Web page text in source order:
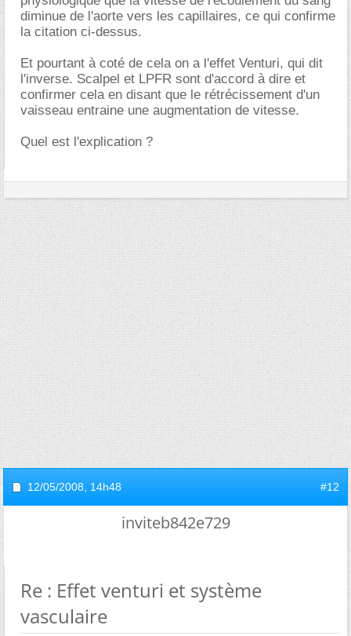
diminue de l'aorte vers les capillaires, ce qui confirme
la citation ci-dessus.
Et pourtant à coté de cela on a l'effet Venturi, qui dit
l'inverse. Scalpel et LPFR sont d'accord à dire et
confirmer cela en disant que le rétrécissement d'un
vaisseau entraine une augmentation de vitesse.
Quel est l'explication ?
12/05/2008, 14h48 #12
inviteb842e729
Re : Effet venturi et système
vasculaire